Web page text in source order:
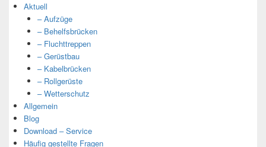
Aktuell
– Aufzüge
– Behelfsbrücken
– Fluchttreppen
– Gerüstbau
– Kabelbrücken
– Rollgerüste
– Wetterschutz
Allgemein
Blog
Download – Service
Häufig gestellte Fragen